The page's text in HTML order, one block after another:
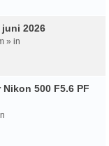
juni 2026
» in
500 F5.6 PF